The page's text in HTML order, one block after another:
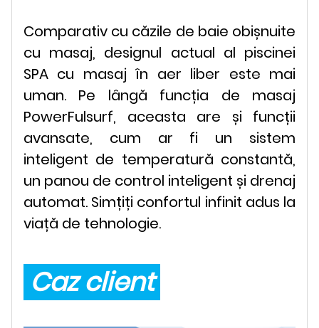
Comparativ cu căzile de baie obișnuite
cu masaj, designul actual al piscinei
SPA cu masaj în aer liber este mai
uman. Pe lângă funcția de masaj
PowerFulsurf, aceasta are și funcții
avansate, cum ar fi un sistem
inteligent de temperatură constantă,
un panou de control inteligent și drenaj
automat. Simțiți confortul infinit adus la
viață de tehnologie.
Caz client